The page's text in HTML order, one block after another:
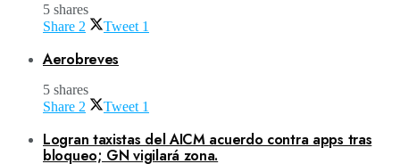
5 shares
Share 2 Tweet 1
Aerobreves
5 shares
Share 2 Tweet 1
Logran taxistas del AICM acuerdo contra apps tras
bloqueo; GN vigilará zona.